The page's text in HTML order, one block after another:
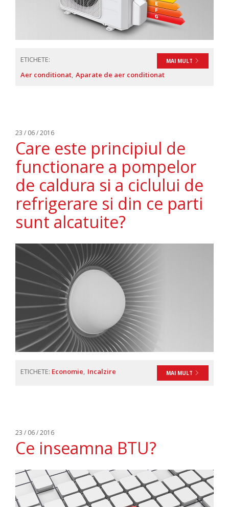
MAI MULT
ETICHETE:
Aer conditionat Aparate de aer conditionat
23 / 06 / 2016
Care este principiul de
functionare a pompelor
de caldura si a ciclului de
refrigerare si din ce parti
sunt alcatuite?
MAI MULT
ETICHETE: Economie Incalzire
23 / 06 / 2016
Ce inseamna BTU?